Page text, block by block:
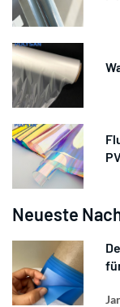
Neueste